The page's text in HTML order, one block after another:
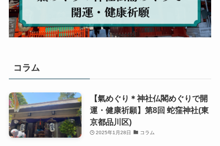
コラム
【氣めぐり＊神社仏閣めぐりで開
運・健康祈願】第8回 蛇窪神社(東
京都品川区)
2025年1月28日 コラム